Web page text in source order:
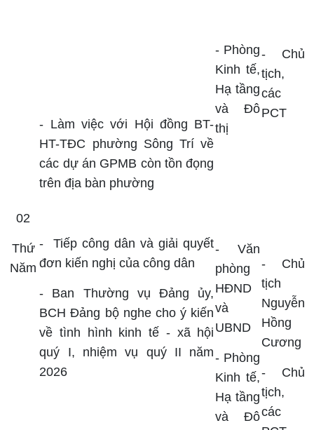
02
Thứ
Năm
- Làm việc với Hội đồng BT-
HT-TĐC phường Sông Trí về
các dự án GPMB còn tồn đọng
trên địa bàn phường
-
Tiếp công dân và giải quyết
đơn kiến nghị của công dân
- Ban Thường vụ Đảng ủy,
BCH Đảng bộ nghe cho ý kiến
về tình hình kinh tế - xã hội
quý I, nhiệm vụ quý II năm
2026
- Phòng
Kinh tế,
Hạ tầng
và Đô
thị
-Văn
phòng
HĐND
và
UBND
- Phòng
Kinh tế,
Hạ tầng
và Đô
- Chủ
tịch,
các
PCT
- Chủ
tịch
Nguyễn
Hồng
Cương
- Chủ
tịch,
các